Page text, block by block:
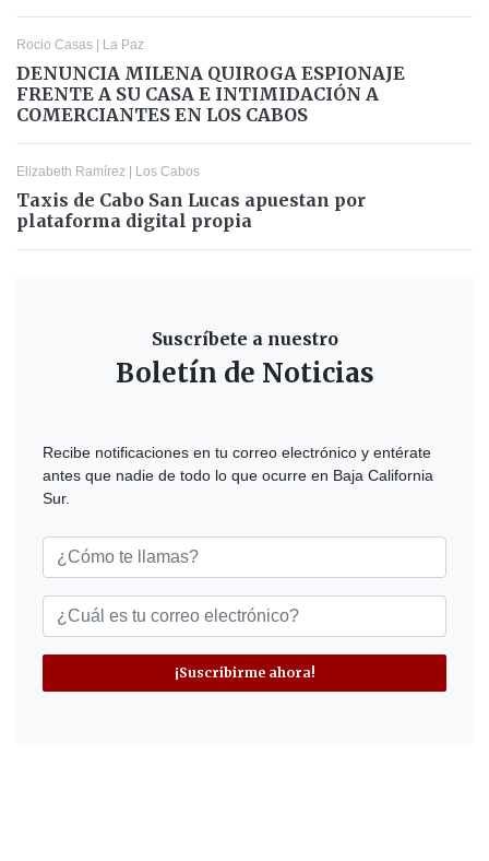
Rocio Casas La Paz
DENUNCIA MILENA QUIROGA ESPIONAJE
FRENTE A SU CASA E INTIMIDACIÓN A
COMERCIANTES EN LOS CABOS
Elizabeth Ramírez Los Cabos
Taxis de Cabo San Lucas apuestan por
plataforma digital propia
Suscríbete a nuestro
Boletín de Noticias
Recibe notificaciones en tu correo electrónico y entérate
antes que nadie de todo lo que ocurre en Baja California
Sur.
¡Suscribirme ahora!